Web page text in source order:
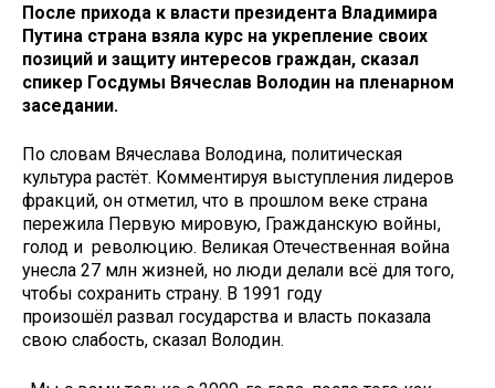
После прихода к власти президента Владимира
Путина страна взяла курс на укрепление своих
позиций и защиту интересов граждан, сказал
спикер Госдумы Вячеслав Володин на пленарном
заседании.
По словам Вячеслава Володина, политическая
культура растёт. Комментируя выступления лидеров
фракций, он отметил, что в прошлом веке страна
пережила Первую мировую, Гражданскую войны,
голод и революцию. Великая Отечественная война
унесла 27 млн жизней, но люди делали всё для того,
чтобы сохранить страну. В 1991 году
произошёл развал государства и власть показала
свою слабость, сказал Володин.